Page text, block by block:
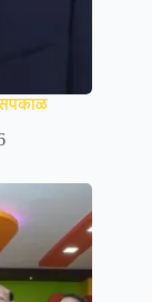
सपकाळ